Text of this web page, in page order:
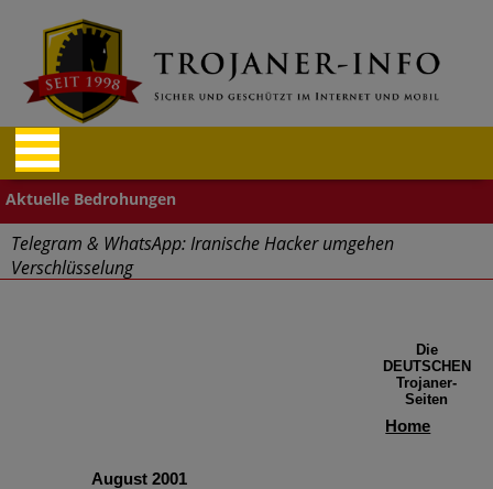
Telegram & WhatsApp: Iranische Hacker umgehen
Verschlüsselung
Cyberangriffe – Finanz- und Reisebranche betroffen
Die
DEUTSCHEN
Trojaner-
Seiten
Home
August 2001